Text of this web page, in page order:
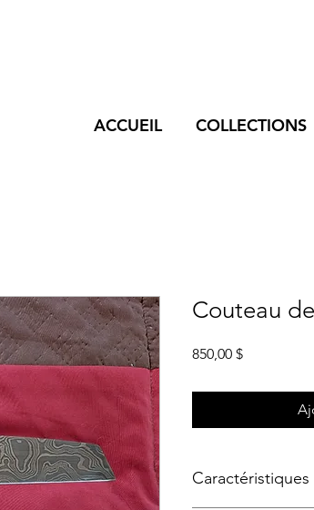
ACCUEIL COLLECTIONS
Couteau
850,00 $Prix
Caractéristiques